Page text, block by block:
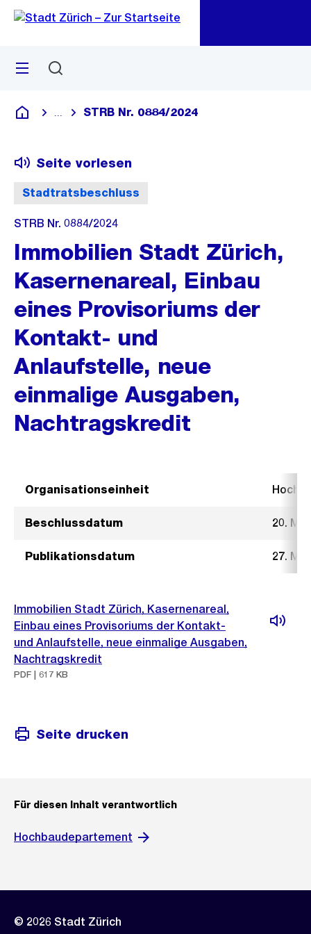
Navigation
Sprunglink
Menü
Deutsch
Blende alle Breadcrumbs ein
STRB Nr. 0884/2024
Stadtratsbeschluss
Seite vorlesen
STRB Nr. 0884/2024
Immobilien Stadt Zürich,
Kasernenareal, Einbau
eines Provisoriums der
Kontakt- und
Anlaufstelle, neue
einmalige Ausgaben,
Nachtragskredit
Organisationseinheit
Beschlussdatum 20.
Publikationsdatum 27.
Immobilien Stadt Zürich, Kasernenareal,
Einbau eines Provisoriums der Kontakt-
und Anlaufstelle, neue einmalige Ausgaben,
Nachtragskredit
PDF | 617 KB
Seite drucken
Für diesen Inhalt verantwortlich
Hochbaudepartement
© 2026 Stadt Zürich